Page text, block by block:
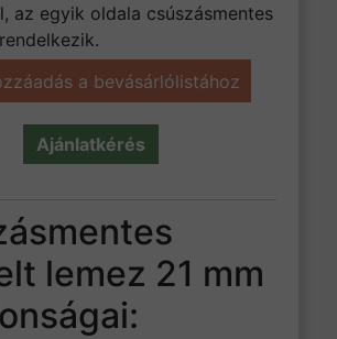
az egyik oldala csúszásmentes
a bevásárlólistához
Ajánlatkérés
lemez 21 mm